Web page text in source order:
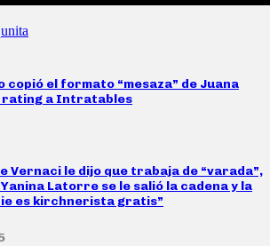
copió el formato “mesaza” de Juana
rating a Intratables
Vernaci le dijo que trabaja de “varada”,
Latorre se le salió la cadena y la
es kirchnerista gratis”